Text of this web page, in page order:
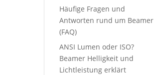
Häufige Fragen und
Antworten rund um Beamer
(FAQ)
ANSI Lumen oder ISO?
Beamer Helligkeit und
Lichtleistung erklärt